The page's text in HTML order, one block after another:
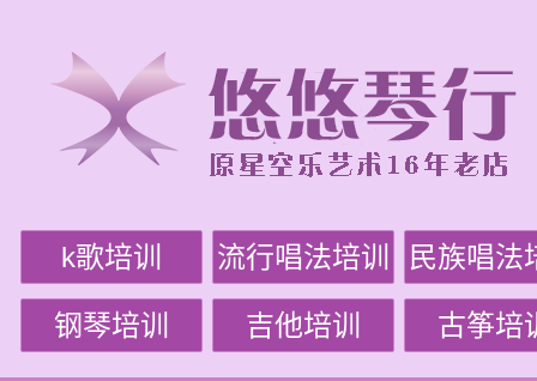
k歌培训 流行唱法培训 民族唱法
钢琴培训 吉他培训 古筝培